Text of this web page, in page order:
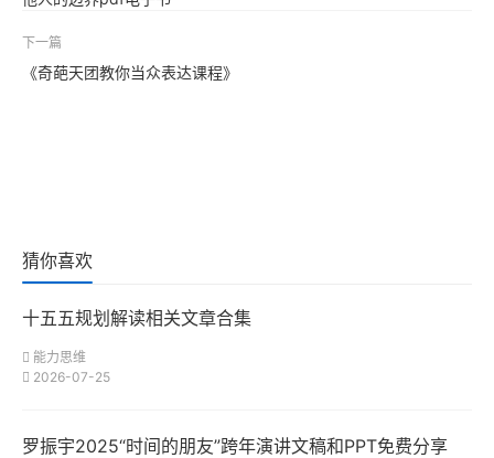
下一篇
《奇葩天团教你当众表达课程》
猜你喜欢
十五五规划解读相关文章合集
能力思维
2026-07-25
罗振宇2025“时间的朋友”跨年演讲文稿和PPT免费分享